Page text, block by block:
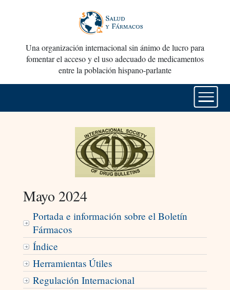
Una organización internacional sin ánimo de lucro para
fomentar el acceso y el uso adecuado de medicamentos
entre la población hispano-parlante
Mayo 2024
Portada e información sobre el Boletín
Fármacos
Índice
Herramientas Útiles
Regulación Internacional